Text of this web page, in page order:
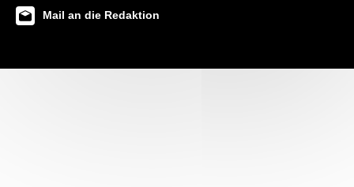
Mail an die Redaktion